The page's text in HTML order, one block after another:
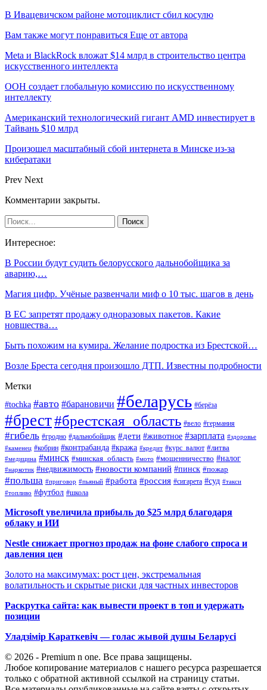
В Ивацевичском районе мотоциклист сбил косулю
Вам также могут понравиться Еще от автора
Meta и BlackRock вложат $14 млрд в строительство центра
искусственного интеллекта
ООН создает глобальную комиссию по искусственному
интеллекту
Американский технологический гигант AMD инвестирует в
Тайвань $10 млрд
Произошел масштабный сбой интернета в Минске из-за
кибератаки
Prev Next
Комментарии закрыты.
Интересное:
В России будут судить белорусского дальнобойщика за
аварию,…
Магия цифр. Учёные развенчали миф о 10 тыс. шагов в день
В ЕС запретят продажу одноразовых пакетов. Какие
новшества…
Быть похожим на кумира. Желание подростка из Брестской…
Возле Бреста сегодня произошло ДТП. Известны подробности
Метки
#tochka #авто #барановичи #беларусь #берёза
#брест#брестская_область #вело #германия
#гибель #гродно #дальнобойщик #дети #животное #зарплата #здоровье
#каменец #кобрин #контрабанда #кража #кредит #курс_валют #литва
#медицина #минск #минская_область #мото #мошенничество #налог
#наркотик #недвижимость #новости компаний #пинск #пожар
#польша #приговор #пьяный #работа #россия #сигарета #суд #такси
#топливо #футбол #школа
Microsoft увеличила прибыль до $25 млрд благодаря
облаку и ИИ
Nestle снижает прогноз продаж на фоне слабого спроса и
давления цен
Золото на максимумах: рост цен, экстремальная
волатильность и скрытые риски для частных инвесторов
Раскрутка сайта: как вывести проект в топ и удержать
позиции
Уладзімір Караткевіч — голас жывой душы Беларусі
© 2026 - Premium n one. Все права защищены.
Любое копирование материалов с нашего ресурса разрешается
только с обратной активной ссылкой на страницу статьи.